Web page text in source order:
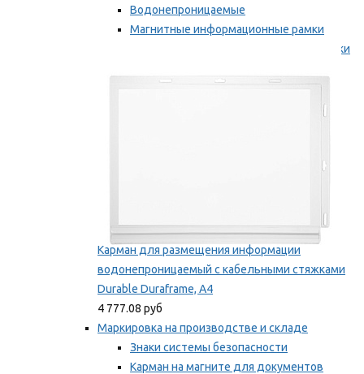
Водонепроницаемые
Магнитные информационные рамки
Самоклеящиеся информационные рамки
Карман для размещения информации
водонепроницаемый с кабельными стяжками
Durable Duraframe, А4
4 777.08 руб
Маркировка на производстве и складе
Знаки системы безопасности
Карман на магните для документов